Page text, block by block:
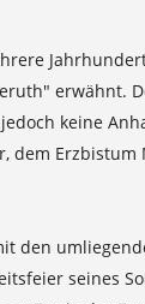
erwähnt.
keine
den
seines